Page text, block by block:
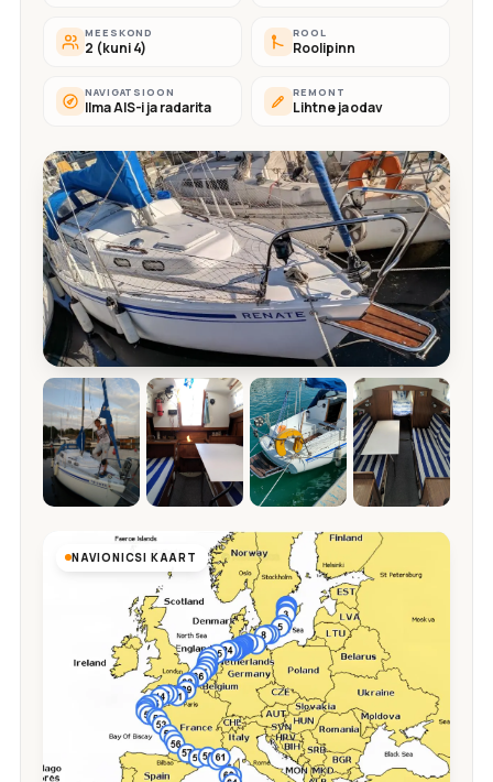
MEESKOND
2 (kuni 4)
ROOL
Roolipinn
NAVIGATSIOON
Ilma AIS-i ja radarita
REMONT
Lihtne ja odav
NAVIONICSI KAART